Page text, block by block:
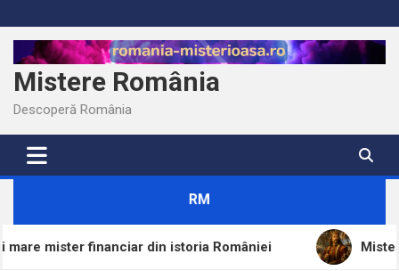
to
content
Mistere România
Descoperă România
RM
din istoria României Misterele lui Ștefan